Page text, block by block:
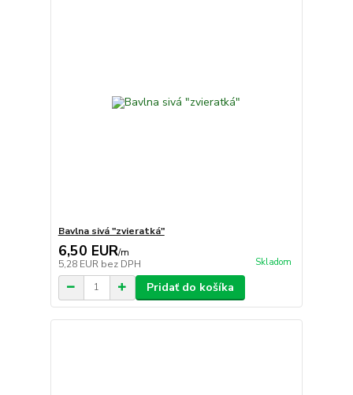
Bavlna sivá "zvieratká"
6,50 EUR/m
5,28 EUR bez DPH Skladom
Pridať do košíka